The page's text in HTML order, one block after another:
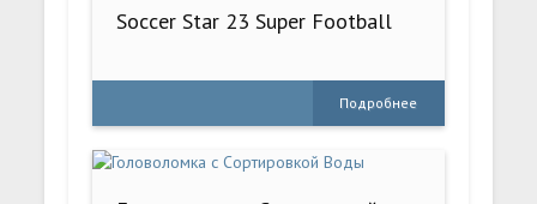
Soccer Star 23 Super Football
Подробнее